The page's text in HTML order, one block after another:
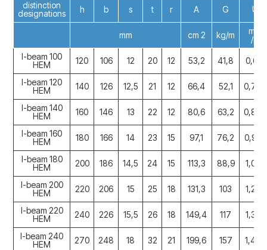
distinction
designations
h b s t r A G U
mm cm 2 kg/m
m 2
/m
I-beam 100
HEM
120 106 12 20 12 53,2 41,8 0,619
I-beam 120
HEM
140 126 12,5 21 12 66,4 52,1 0,738
I-beam 140
HEM
160 146 13 22 12 80,6 63,2 0,857
I-beam 160
HEM
180 166 14 23 15 97,1 76,2 0,970
I-beam 180
HEM
200 186 14,5 24 15 113,3 88,9 1,090
I-beam 200
HEM
220 206 15 25 18 131,3 103 1,200
I-beam 220
HEM
240 226 15,5 26 18 149,4 117 1,320
I-beam 240
HEM
270 248 18 32 21 199,6 157 1,460